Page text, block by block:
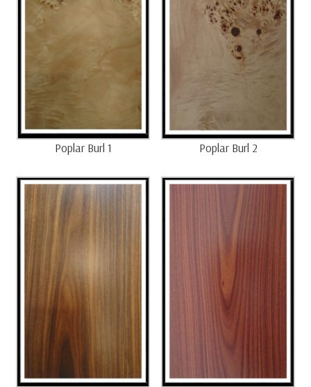
Poplar Burl 1 Poplar Burl 2